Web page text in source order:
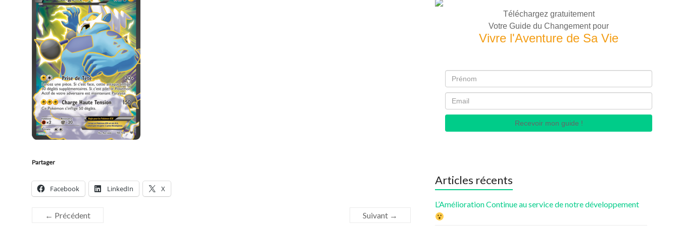
Partager
Facebook LinkedIn X
← Précédent Suivant →
Téléchargez gratuitement
Votre Guide du Changement pour
Vivre l'Aventure de Sa Vie
Recevoir mon guide !
Articles récents
L’Amélioration Continue au service de notre développement